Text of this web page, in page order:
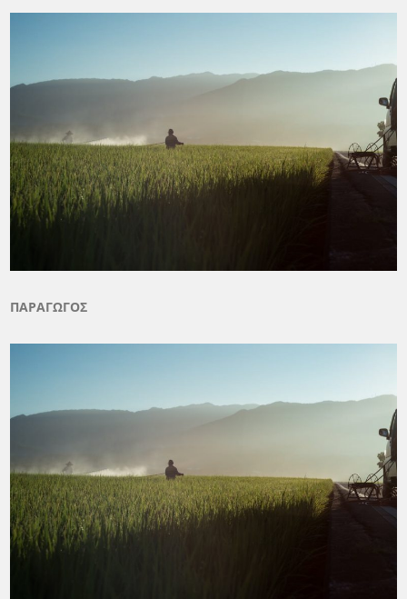
ΠΑΡΑΓΩΓΟΣ